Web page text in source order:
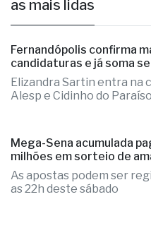
as mais lidas
Fernandópolis confirma
candidaturas e já soma
Elizandra Sartin entra na
Alesp e Cidinho do
Mega-Sena acumulada
milhões em sorteio de
As apostas podem ser
as 22h deste sábado